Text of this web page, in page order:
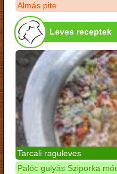
Almás pite
Leves receptek
Tarcali raguleves
Palóc gulyás Sziporka